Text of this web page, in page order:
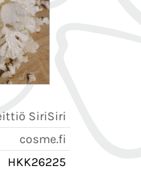
SiriSiri
cosme.fi
HKK26225